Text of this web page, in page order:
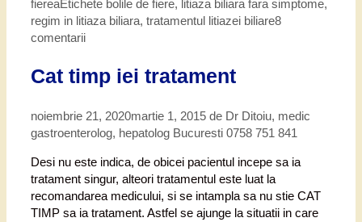
fiereaEtichete bolile de fiere, litiaza biliara fara simptome,
regim in litiaza biliara, tratamentul litiazei biliare8
comentarii
Cat timp iei tratament
noiembrie 21, 2020martie 1, 2015 de Dr Ditoiu, medic
gastroenterolog, hepatolog Bucuresti 0758 751 841
Desi nu este indica, de obicei pacientul incepe sa ia
tratament singur, alteori tratamentul este luat la
recomandarea medicului, si se intampla sa nu stie CAT
TIMP sa ia tratament. Astfel se ajunge la situatii in care